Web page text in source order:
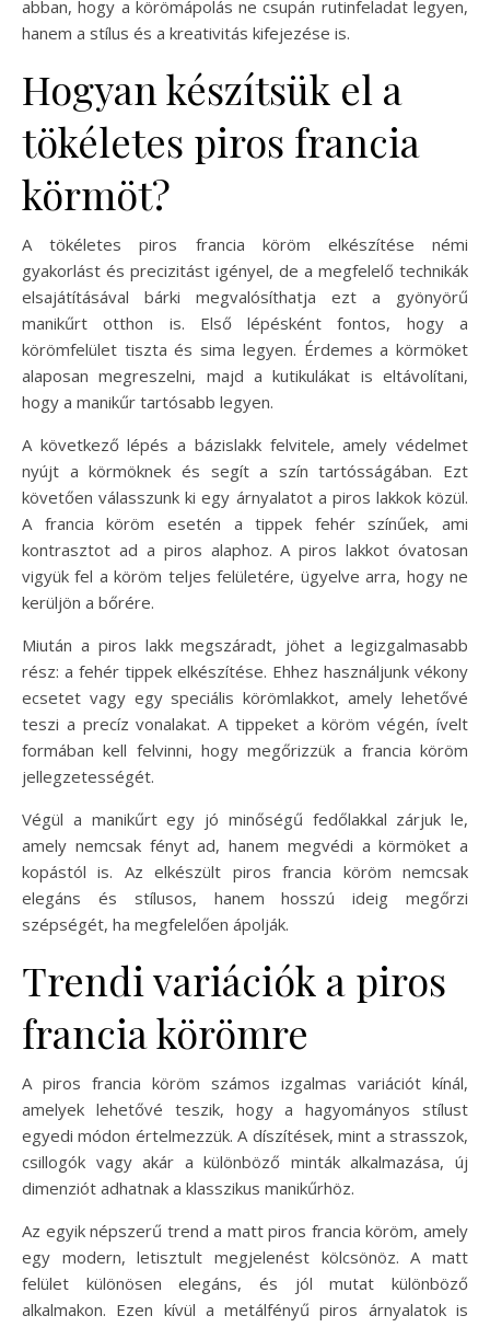
abban, hogy a körömápolás ne csupán rutinfeladat legyen,
hanem a stílus és a kreativitás kifejezése is.
Hogyan készítsük el a
tökéletes piros francia
körmöt?
A tökéletes piros francia köröm elkészítése némi
gyakorlást és precizitást igényel, de a megfelelő technikák
elsajátításával bárki megvalósíthatja ezt a gyönyörű
manikűrt otthon is. Első lépésként fontos, hogy a
körömfelület tiszta és sima legyen. Érdemes a körmöket
alaposan megreszelni, majd a kutikulákat is eltávolítani,
hogy a manikűr tartósabb legyen.
A következő lépés a bázislakk felvitele, amely védelmet
nyújt a körmöknek és segít a szín tartósságában. Ezt
követően válasszunk ki egy árnyalatot a piros lakkok közül.
A francia köröm esetén a tippek fehér színűek, ami
kontrasztot ad a piros alaphoz. A piros lakkot óvatosan
vigyük fel a köröm teljes felületére, ügyelve arra, hogy ne
kerüljön a bőrére.
Miután a piros lakk megszáradt, jöhet a legizgalmasabb
rész: a fehér tippek elkészítése. Ehhez használjunk vékony
ecsetet vagy egy speciális körömlakkot, amely lehetővé
teszi a precíz vonalakat. A tippeket a köröm végén, ívelt
formában kell felvinni, hogy megőrizzük a francia köröm
jellegzetességét.
Végül a manikűrt egy jó minőségű fedőlakkal zárjuk le,
amely nemcsak fényt ad, hanem megvédi a körmöket a
kopástól is. Az elkészült piros francia köröm nemcsak
elegáns és stílusos, hanem hosszú ideig megőrzi
szépségét, ha megfelelően ápolják.
Trendi variációk a piros
francia körömre
A piros francia köröm számos izgalmas variációt kínál,
amelyek lehetővé teszik, hogy a hagyományos stílust
egyedi módon értelmezzük. A díszítések, mint a strasszok,
csillogók vagy akár a különböző minták alkalmazása, új
dimenziót adhatnak a klasszikus manikűrhöz.
Az egyik népszerű trend a matt piros francia köröm, amely
egy modern, letisztult megjelenést kölcsönöz. A matt
felület különösen elegáns, és jól mutat különböző
alkalmakon. Ezen kívül a metálfényű piros árnyalatok is